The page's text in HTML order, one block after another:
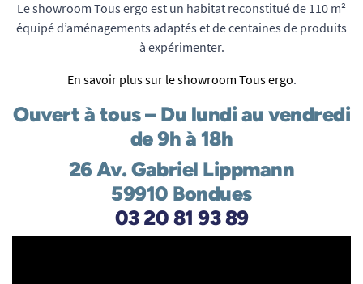
Le showroom Tous ergo est un habitat reconstitué de 110 m²
équipé d’aménagements adaptés et de centaines de produits
à expérimenter.
En savoir plus sur le showroom Tous ergo.
Ouvert à tous – Du lundi au vendredi
de 9h à 18h
26 Av. Gabriel Lippmann
59910 Bondues
03 20 81 93 89